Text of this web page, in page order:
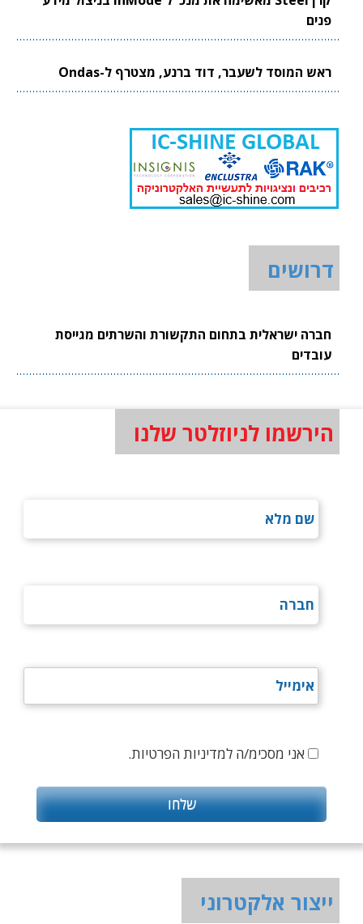
פנים
ראש המוסד לשעבר, דוד ברנע, מצטרף ל-Ondas
דרושים
חברה ישראלית בתחום התקשורת והשרתים מגייסת
עובדים
הירשמו לניוזלטר שלנו
אני מסכימ/ה למדיניות הפרטיות.
ייצור אלקטרוני